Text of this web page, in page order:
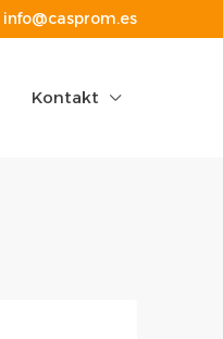
info@casprom.es
Kontakt